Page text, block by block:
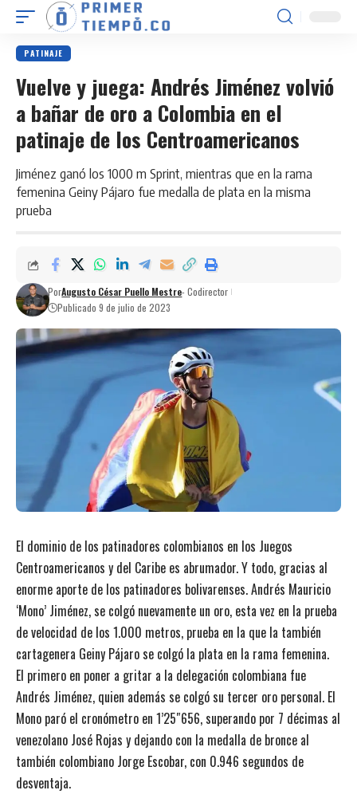
PATINAJE
Vuelve y juega: Andrés Jiménez volvió
a bañar de oro a Colombia en el
patinaje de los Centroamericanos
Jiménez ganó los 1000 m Sprint, mientras que en la rama
femenina Geiny Pájaro fue medalla de plata en la misma
prueba
PorAugusto César Puello Mestre- Codirector
Publicado 9 de julio de 2023
El dominio de los patinadores colombianos en los Juegos
Centroamericanos y del Caribe es abrumador. Y todo, gracias al
enorme aporte de los patinadores bolivarenses. Andrés Mauricio
‘Mono’ Jiménez, se colgó nuevamente un oro, esta vez en la prueba
de velocidad de los 1.000 metros, prueba en la que la también
cartagenera Geiny Pájaro se colgó la plata en la rama femenina.
El primero en poner a gritar a la delegación colombiana fue
Andrés Jiménez, quien además se colgó su tercer oro personal. El
Mono paró el cronómetro en 1’25″656, superando por 7 décimas al
venezolano José Rojas y dejando con la medalla de bronce al
también colombiano Jorge Escobar, con 0.946 segundos de
desventaja.